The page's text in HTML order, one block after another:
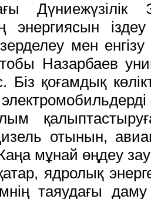
энергиясын
зерделеу мен
Назарбаев
Біз қоғамдық
отынын,
мұнай өңдеу
ядролық
таяудағы